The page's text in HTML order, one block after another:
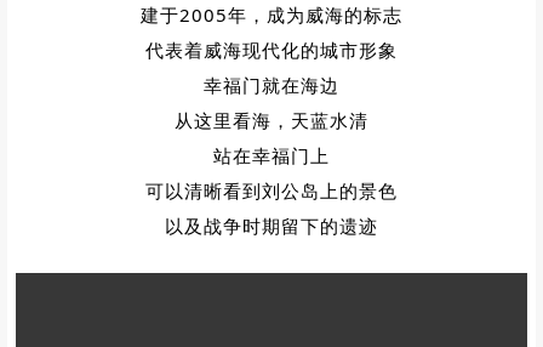
建于2005年，成为威海的标志
代表着威海现代化的城市形象
幸福门就在海边
从这里看海，天蓝水清
站在幸福门上
可以清晰看到刘公岛上的景色
以及战争时期留下的遗迹